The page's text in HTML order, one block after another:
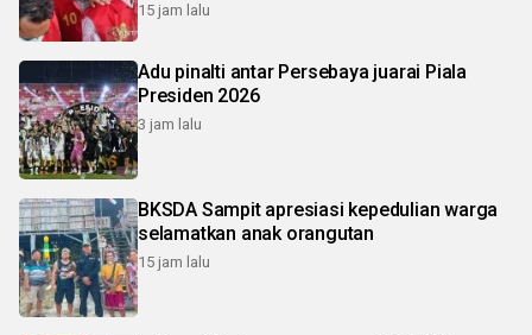
15 jam lalu
Adu pinalti antar Persebaya juarai Piala
Presiden 2026
3 jam lalu
BKSDA Sampit apresiasi kepedulian warga
selamatkan anak orangutan
15 jam lalu